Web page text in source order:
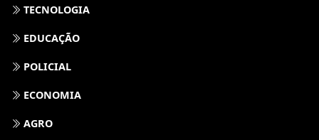
TECNOLOGIA
EDUCAÇÃO
POLICIAL
ECONOMIA
AGRO